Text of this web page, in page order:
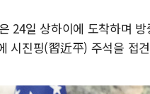
24일 상하이에 도착하며
시진핑(習近平) 주석을 접